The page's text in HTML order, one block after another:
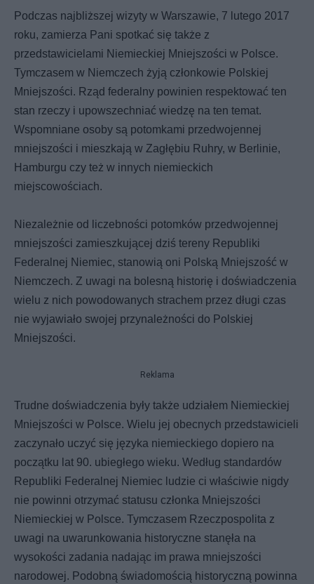
Podczas najbliższej wizyty w Warszawie, 7 lutego 2017
roku, zamierza Pani spotkać się także z
przedstawicielami Niemieckiej Mniejszości w Polsce.
Tymczasem w Niemczech żyją członkowie Polskiej
Mniejszości. Rząd federalny powinien respektować ten
stan rzeczy i upowszechniać wiedzę na ten temat.
Wspomniane osoby są potomkami przedwojennej
mniejszości i mieszkają w Zagłębiu Ruhry, w Berlinie,
Hamburgu czy też w innych niemieckich
miejscowościach.
Niezależnie od liczebności potomków przedwojennej
mniejszości zamieszkującej dziś tereny Republiki
Federalnej Niemiec, stanowią oni Polską Mniejszość w
Niemczech. Z uwagi na bolesną historię i doświadczenia
wielu z nich powodowanych strachem przez długi czas
nie wyjawiało swojej przynależności do Polskiej
Mniejszości.
Reklama
Trudne doświadczenia były także udziałem Niemieckiej
Mniejszości w Polsce. Wielu jej obecnych przedstawicieli
zaczynało uczyć się języka niemieckiego dopiero na
początku lat 90. ubiegłego wieku. Według standardów
Republiki Federalnej Niemiec ludzie ci właściwie nigdy
nie powinni otrzymać statusu członka Mniejszości
Niemieckiej w Polsce. Tymczasem Rzeczpospolita z
uwagi na uwarunkowania historyczne stanęła na
wysokości zadania nadając im prawa mniejszości
narodowej. Podobną świadomością historyczną powinna